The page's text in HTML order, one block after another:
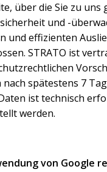
über die Sie zu
und -
und effizienten
STRATO ist
nach spätestens 7
ist technisch
werden.
von Google